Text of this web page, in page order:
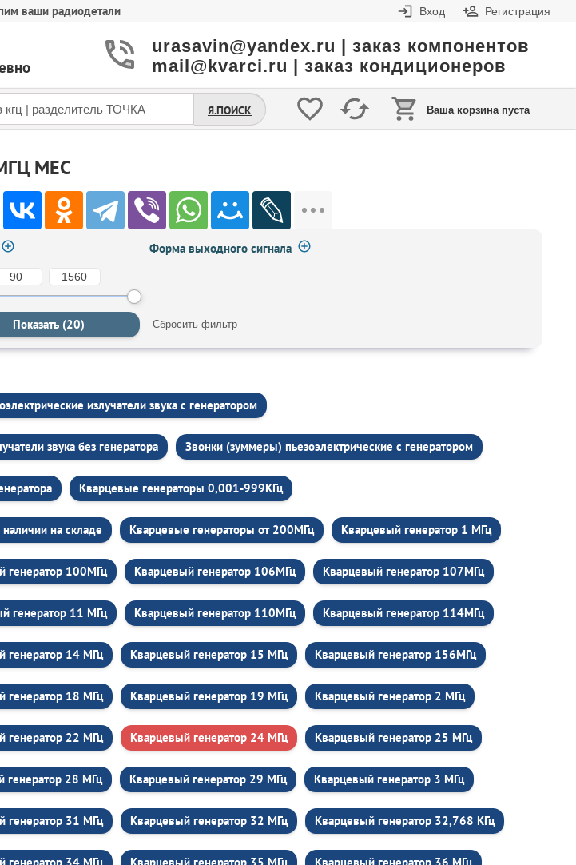
ваши радиодетали Вход Регистрация
urasavin@yandex.ru | заказ компонентов
mail@kvarci.ru | заказ кондиционеров
Ваша корзина пуста
Я.ПОИСК
MEC
Форма выходного сигнала
-
Сбросить фильтр
излучатели звука c генератором
звука без генератора Звонки (зуммеры) пьезоэлектрические c генератором
Кварцевые генераторы 0,001-999КГц
на складе Кварцевые генераторы от 200МГц Кварцевый генератор 1 МГц
генератор 100МГц Кварцевый генератор 106МГц Кварцевый генератор 107МГц
генератор 11 МГц Кварцевый генератор 110МГц Кварцевый генератор 114МГц
генератор 14 МГц Кварцевый генератор 15 МГц Кварцевый генератор 156МГц
генератор 18 МГц Кварцевый генератор 19 МГц Кварцевый генератор 2 МГц
генератор 22 МГц Кварцевый генератор 24 МГц Кварцевый генератор 25 МГц
генератор 28 МГц Кварцевый генератор 29 МГц Кварцевый генератор 3 МГц
генератор 31 МГц Кварцевый генератор 32 МГц Кварцевый генератор 32,768 КГц